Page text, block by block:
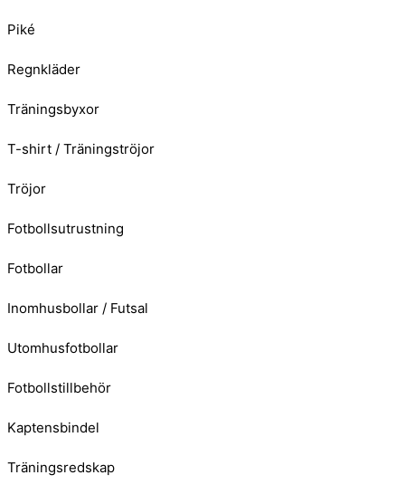
Piké
Regnkläder
Träningsbyxor
T-shirt / Träningströjor
Tröjor
Fotbollsutrustning
Fotbollar
Inomhusbollar / Futsal
Utomhusfotbollar
Fotbollstillbehör
Kaptensbindel
Träningsredskap